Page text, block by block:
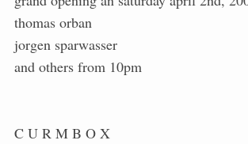
thomas orban
jorgen sparwasser
and others from 10pm
C U R M B O X